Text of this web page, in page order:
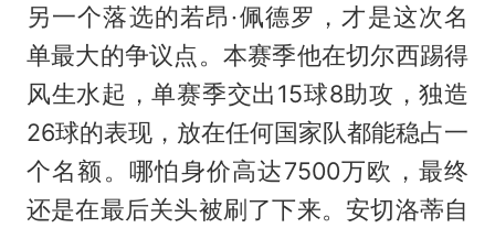
另一个落选的若昂·佩德罗，才是这次名
单最大的争议点。本赛季他在切尔西踢得
风生水起，单赛季交出15球8助攻，独造
26球的表现，放在任何国家队都能稳占一
个名额。哪怕身价高达7500万欧，最终
还是在最后关头被刷了下来。安切洛蒂自